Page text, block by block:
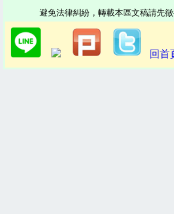
避免法律糾紛，轉載本區文稿請先徵
回首